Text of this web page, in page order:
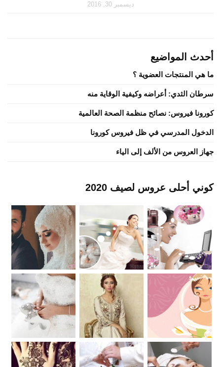
ديسمبر 30, 2016
أحدث المواضيع
ما هي المنتجات العضوية ؟
سرطان الثدي: أعراضه وكيفية الوقاية منه
كورونا فيروس: نصائح منظمة الصحة العالمية
الدخول المدرسي في ظل فيروس كورونا
جهاز العروس من الألف إلى الياء
كوني أحلى عروس لصيف 2020